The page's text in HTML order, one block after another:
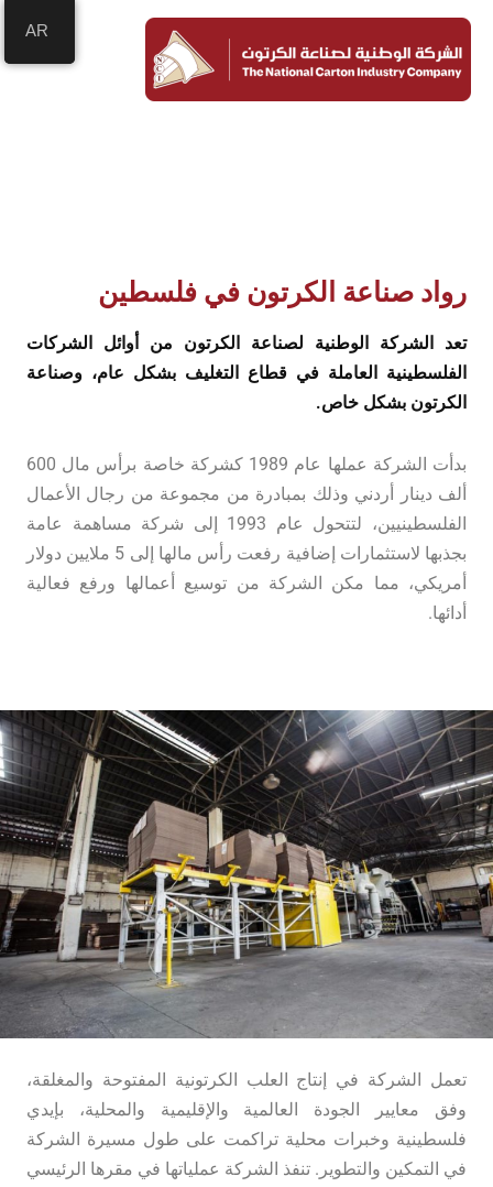
تخطي
المحتوى
رواد صناعة الكرتون في فلسطين
تعد الشركة الوطنية لصناعة الكرتون من أوائل الشركات
الفلسطينية العاملة في قطاع التغليف بشكل عام، وصناعة
الكرتون بشكل خاص.
بدأت الشركة عملها عام 1989 كشركة خاصة برأس مال 600
ألف دينار أردني وذلك بمبادرة من مجموعة من رجال الأعمال
الفلسطينيين، لتتحول عام 1993 إلى شركة مساهمة عامة
بجذبها لاستثمارات إضافية رفعت رأس مالها إلى 5 ملايين دولار
أمريكي، مما مكن الشركة من توسيع أعمالها ورفع فعالية
أدائها.
تعمل الشركة في إنتاج العلب الكرتونية المفتوحة والمغلقة،
وفق معايير الجودة العالمية والإقليمية والمحلية، بإيدي
فلسطينية وخبرات محلية تراكمت على طول مسيرة الشركة
في التمكين والتطوير. تنفذ الشركة عملياتها في مقرها الرئيسي
AR